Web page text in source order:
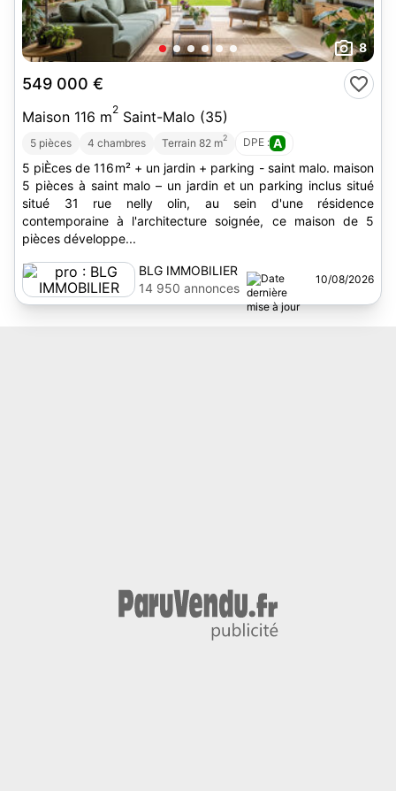
8
549 000 €
Maison 116 m2 Saint-Malo (35)
5 pièces 4 chambres Terrain 82 m2 DPE : A
5 piÈces de 116m² + un jardin + parking - saint malo. maison
5 pièces à saint malo – un jardin et un parking inclus situé
situé 31 rue nelly olin, au sein d'une résidence
contemporaine à l'architecture soignée, ce maison de 5
pièces développe...
BLG IMMOBILIER
14 950 annonces
10/08/2026